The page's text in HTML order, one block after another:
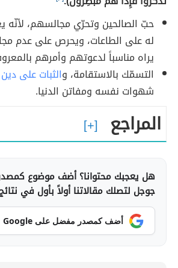
حبّ الصالحين وتحرّي مجالسهم، لأنّه
له على الطاعات، ويحرص على عدم
يراه مناسباً لدعوتهم وأمرهم
التسمّك بالاستقامة، والثبات على
شهوات نفسه ومفاتن الدنيا.
المراجع
هل يعجبك محتوانا؟ أضف موضوع
جوجل لتصلك مقالاتنا أولاً بأول في
أضف كمصدر مفضل على Google